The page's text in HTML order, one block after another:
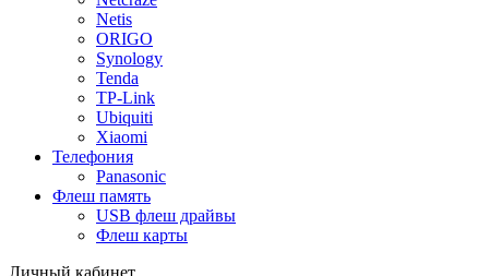
Netis
ORIGO
Synology
Tenda
TP-Link
Ubiquiti
Xiaomi
Телефония
Panasonic
Флеш память
USB флеш драйвы
Флеш карты
Личный кабинет